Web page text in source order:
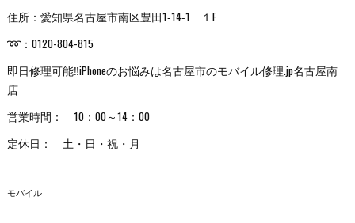
住所：愛知県名古屋市南区豊田1‐14‐1 １F
➿：0120-804-815
即日修理可能‼iPhoneのお悩みは名古屋市のモバイル修理.jp名古屋南
店
営業時間： 10：00～14：00
定休日： 土・日・祝・月
モバイル